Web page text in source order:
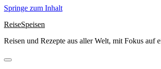
Springe zum Inhalt
ReiseSpeisen
Reisen und Rezepte aus aller Welt, mit Fokus auf